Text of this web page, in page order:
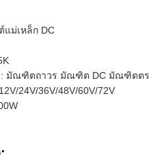
แม่เหล็ก DC
: มัณฑิตถาวร มัณฑิต DC มัณฑิตต
24V/36V/48V/60V/72V